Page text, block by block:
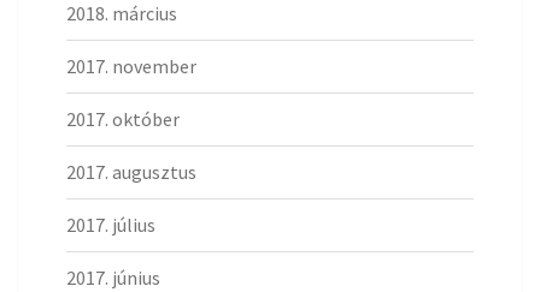
2018. március
2017. november
2017. október
2017. augusztus
2017. július
2017. június